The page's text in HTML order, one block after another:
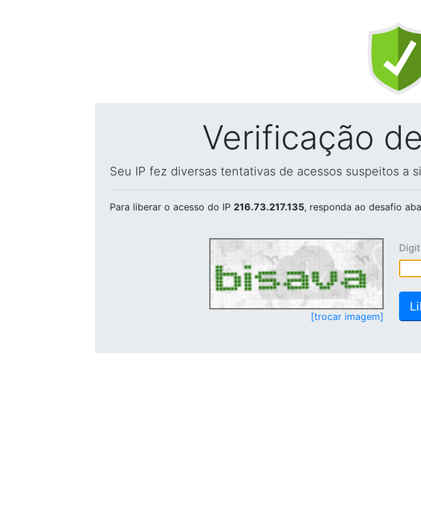
Verificação
Seu IP fez diversas tentativas de acessos suspeitos a
Para liberar o acesso do IP 216.73.217.135, responda ao desafio
[trocar imagem]